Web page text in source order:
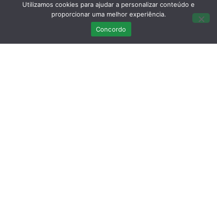
Utilizamos cookies para ajudar a personalizar conteúdo e
proporcionar uma melhor experiência.
Concordo